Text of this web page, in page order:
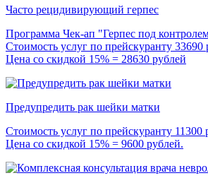
Часто рецидивирующий герпес
Программа Чек-ап "Герпес под
Стоимость услуг по прейскуранту 33690
Цена со скидкой 15% = 28630 рублей
Предупредить рак шейки матки
Стоимость услуг по прейскуранту 11300
Цена со скидкой 15% = 9600 рублей.